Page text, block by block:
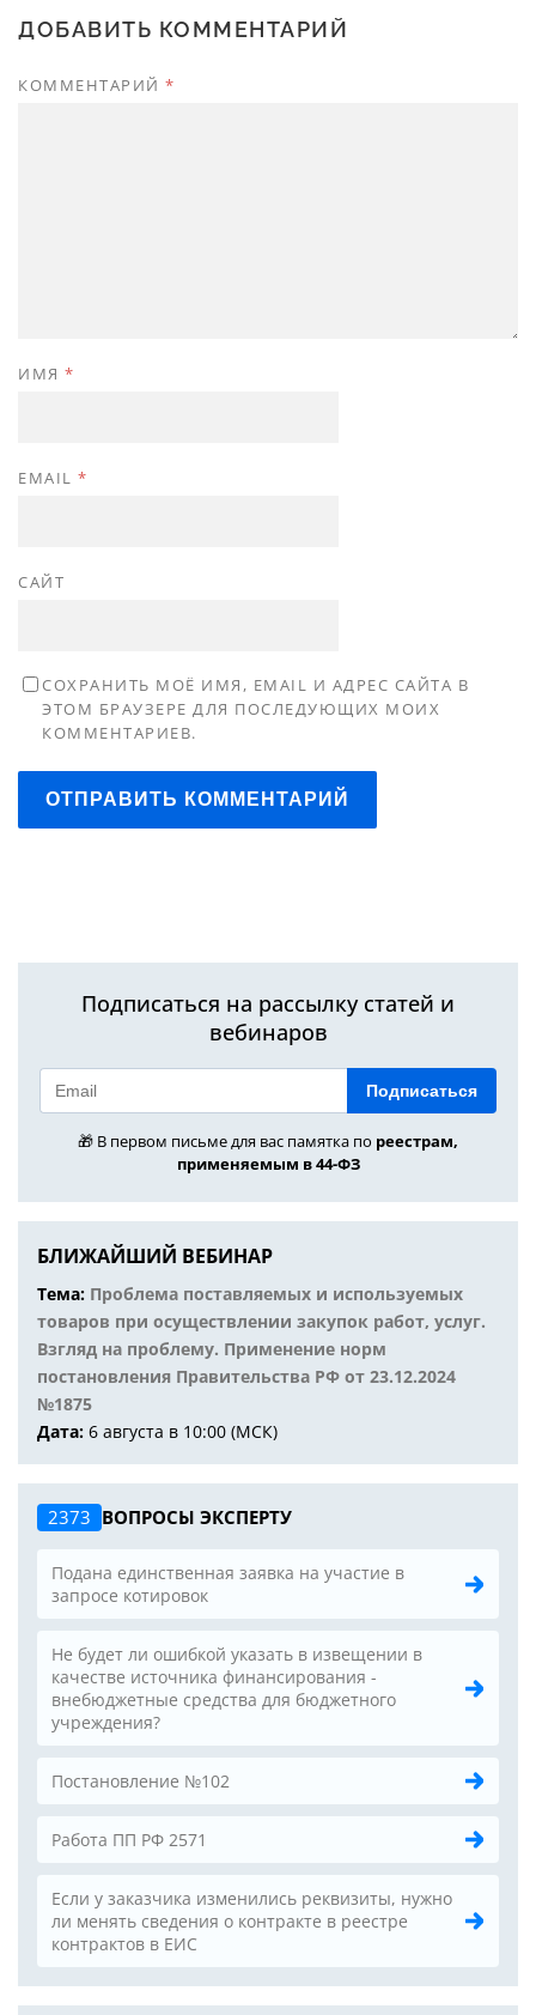
ДОБАВИТЬ КОММЕНТАРИЙ
КОММЕНТАРИЙ *
ИМЯ *
EMAIL *
САЙТ
СОХРАНИТЬ МОЁ ИМЯ, EMAIL И АДРЕС САЙТА В
ЭТОМ БРАУЗЕРЕ ДЛЯ ПОСЛЕДУЮЩИХ МОИХ
КОММЕНТАРИЕВ.
ОТПРАВИТЬ КОММЕНТАРИЙ
Подписаться на рассылку статей и
вебинаров
Подписаться
🎁 В первом письме для вас памятка по реестрам,
применяемым в 44-ФЗ
БЛИЖАЙШИЙ ВЕБИНАР
Тема: Проблема поставляемых и используемых
товаров при осуществлении закупок работ, услуг.
Взгляд на проблему. Применение норм
постановления Правительства РФ от 23.12.2024
№1875
Дата: 6 августа в 10:00 (МСК)
2373 ВОПРОСЫ ЭКСПЕРТУ
Подана единственная заявка на участие в
запросе котировок
Не будет ли ошибкой указать в извещении в
качестве источника финансирования -
внебюджетные средства для бюджетного
учреждения?
Постановление №102
Работа ПП РФ 2571
Если у заказчика изменились реквизиты, нужно
ли менять сведения о контракте в реестре
контрактов в ЕИС